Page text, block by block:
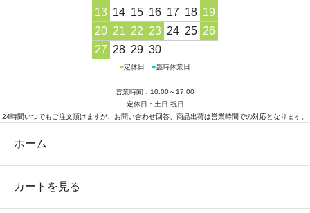
13 14 15 16 17 18 19
20 21 22 23 24 25 26
27 28 29 30
■定休日 ■臨時休業日
営業時間：10:00～17:00
定休日：土日 祝日
24時間いつでもご注文頂けますが、お問い合わせ回答、商品出荷は営業時間での対応となります。
ホーム
カートを見る